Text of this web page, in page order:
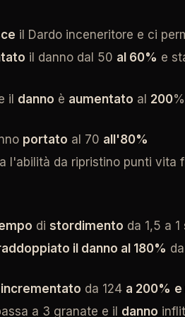
il Dardo inceneritore e ci
il danno dal 50 al 60% e
il danno è aumentato al 200
portato al 70 all'80%
l'abilità da ripristino punti vita
di stordimento da 1,5 a
il danno al 180%
incrementato da 124 a 200%
a 3 granate e il danno